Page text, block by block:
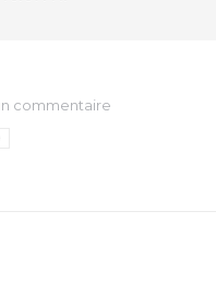
commentaire